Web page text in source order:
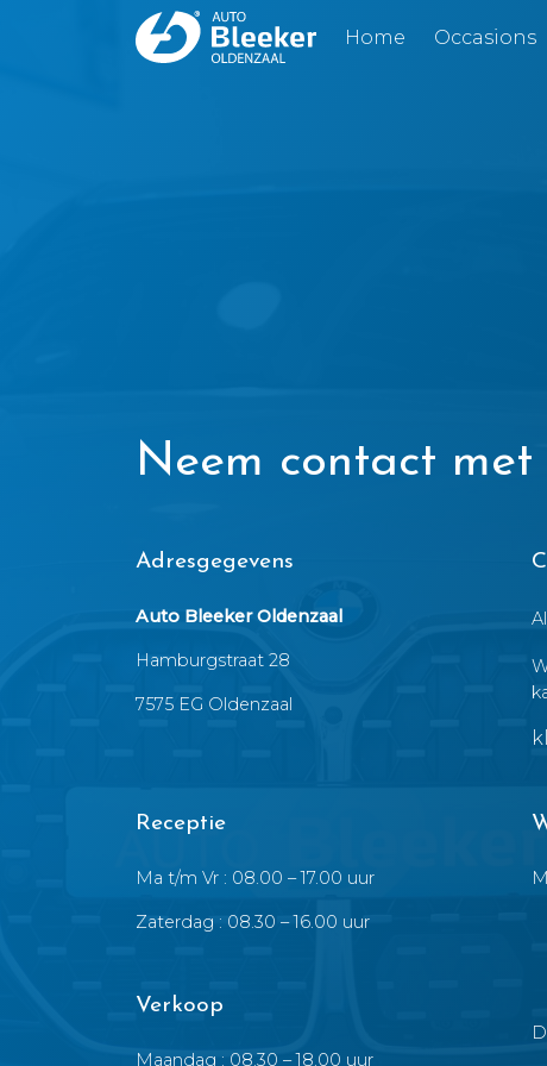
Home Occasions
Neem contact met
Adresgegevens
Auto Bleeker Oldenzaal
Hamburgstraat 28
7575 EG Oldenzaal
Receptie
Ma t/m Vr : 08.00 – 17.00 uur
Zaterdag : 08.30 – 16.00 uur
Verkoop
Maandag : 08.30 – 18.00 uur